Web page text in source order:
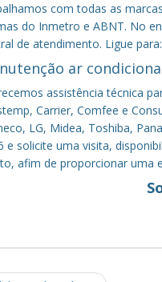
com todas as
do Inmetro e ABNT. No
de atendimento. Ligue
ar
assistência técnica
Carrier, Comfee e
LG, Midea, Toshiba,
e solicite uma visita,
afim de proporcionar uma